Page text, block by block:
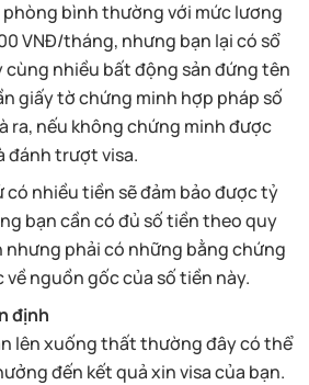
phòng bình thường với mức lương
VNĐ/tháng, nhưng bạn lại có sổ
cùng nhiều bất động sản đứng tên
giấy tờ chứng minh hợp pháp số
ra, nếu không chứng minh được
đánh trượt visa.
có nhiều tiền sẽ đảm bảo được tỷ
bạn cần có đủ số tiền theo quy
phải có những bằng chứng
nguồn gốc của số tiền này.
định
lên xuống thất thường đây có thể
đến kết quả xin visa của bạn.